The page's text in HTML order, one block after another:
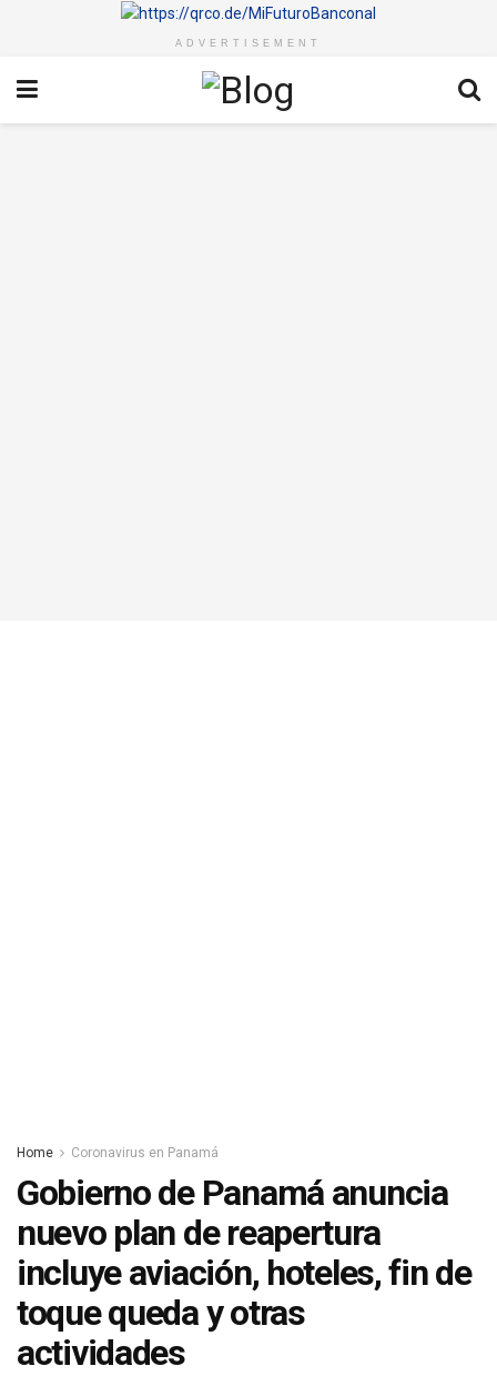
ADVERTISEMENT
Home Coronavirus en Panamá
Gobierno de Panamá anuncia
nuevo plan de reapertura
incluye aviación, hoteles, fin de
toque queda y otras
actividades